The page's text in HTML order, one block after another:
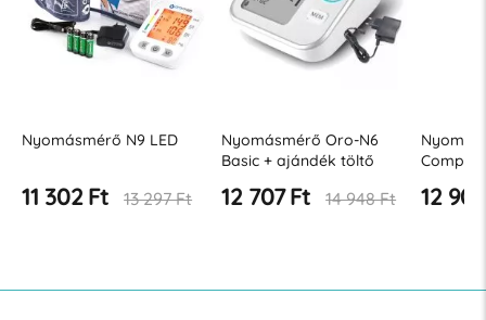
Nyomásmérő N9 LED
11 302 Ft 13 297 Ft
Nyomásmérő Oro-N6
Basic + ajándék töltő
12 707 Ft 14 948 Ft 12